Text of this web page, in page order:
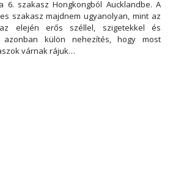
szakasz Hongkongból Aucklandbe. A
szakasz majdnem ugyanolyan, mint az
elején erős széllel, szigetekkel és
azonban külön nehezítés, hogy most
várnak rájuk…